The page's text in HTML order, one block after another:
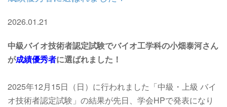
2026.01.21
中級バイオ技術者認定試験でバイオ工学科の小畑泰河さん
が成績優秀者に選ばれました！
2025年12月15日（日）に行われました「中級・上級 バイ
オ技術者認定試験」の結果が先日、学会HPで発表になり